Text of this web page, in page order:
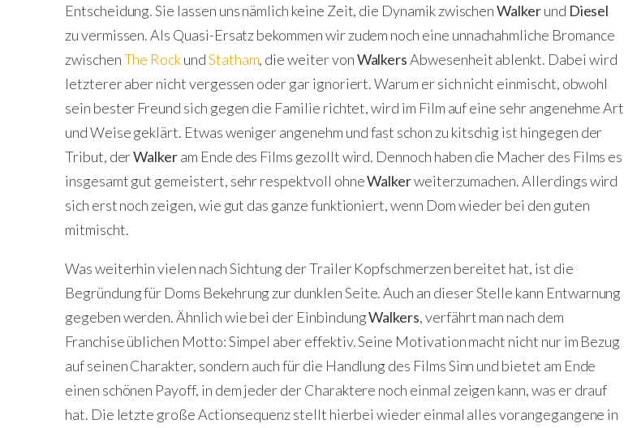
Entscheidung. Sie lassen uns nämlich keine Zeit, die Dynamik zwischenWalkerund Diesel
zu vermissen. Als Quasi-Ersatz bekommen wir zudem noch eine unnachahmliche Bromance
zwischenThe RockundStatham, die weiter vonWalkersAbwesenheit ablenkt. Dabei wird
letzterer aber nicht vergessen oder gar ignoriert. Warum er sich nicht einmischt, obwohl
sein bester Freund sich gegen die Familie richtet, wird im Film auf eine sehr angenehme Art
und Weise geklärt. Etwas weniger angenehm und fast schon zu kitschig ist hingegen der
Tribut, derWalkeram Ende des Films gezollt wird. Dennoch haben die Macher des Films es
insgesamt gut gemeistert, sehr respektvoll ohneWalkerweiterzumachen. Allerdings wird
sich erst noch zeigen, wie gut das ganze funktioniert, wenn Dom wieder bei den guten
mitmischt.
Was weiterhin vielen nach Sichtung der Trailer Kopfschmerzen bereitet hat, ist die
Begründung für Doms Bekehrung zur dunklen Seite. Auch an dieser Stelle kann Entwarnung
gegeben werden. Ähnlich wie bei der EinbindungWalkers, verfährt man nach dem
Franchise üblichen Motto: Simpel aber effektiv. Seine Motivation macht nicht nur im Bezug
auf seinen Charakter, sondern auch für die Handlung des Films Sinn und bietet am Ende
einen schönen Payoff, in dem jeder der Charaktere noch einmal zeigen kann, was er drauf
hat. Die letzte große Actionsequenz stellt hierbei wieder einmal alles vorangegangene in